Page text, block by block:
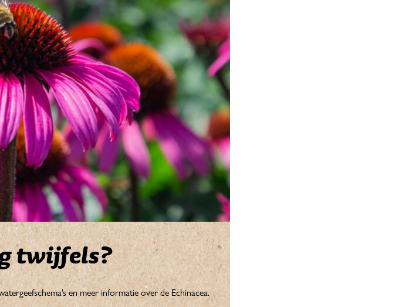
twijfels?
en meer informatie over de Echinacea.